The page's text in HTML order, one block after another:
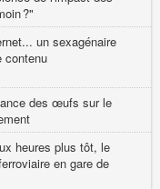
?"
un sexagénaire
contenu
des œufs sur le
heures plus tôt, le
en gare de